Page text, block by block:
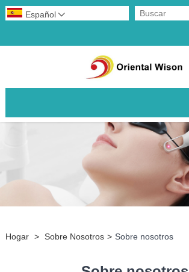
Español 
Hogar > Sobre Nosotros > Sobre nosotros